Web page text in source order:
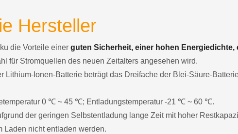
Hersteller
die Vorteile einer guten Sicherheit, einer hohen Energiedichte,
für Stromquellen des neuen Zeitalters angesehen wird.
Lithium-Ionen-Batterie beträgt das Dreifache der Blei-Säure-
0 ℃ ~ 45 ℃; Entladungstemperatur -21 ℃ ~ 60 ℃.
der geringen Selbstentladung lange Zeit mit hoher
Laden nicht entladen werden.